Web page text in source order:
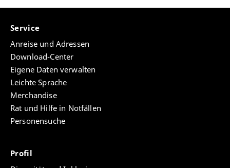
Service
Anreise und Adressen
Download-Center
Eigene Daten verwalten
Leichte Sprache
Merchandise
Rat und Hilfe in Notfällen
Personensuche
Profil